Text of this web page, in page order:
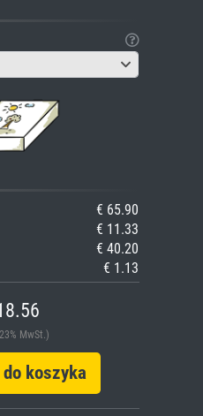
€ 65.90
€ 11.33
€ 40.20
€ 1.13
MwSt.)
koszyka